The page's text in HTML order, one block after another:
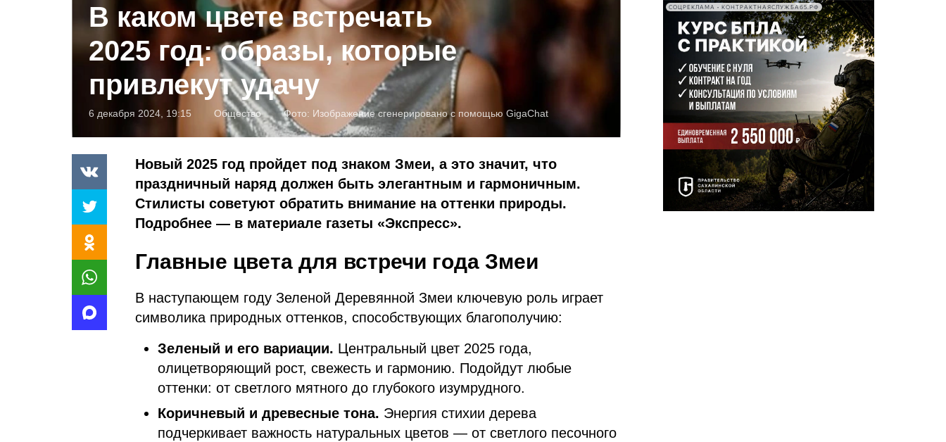
В каком цвете встречать
2025 год: образы, которые
привлекут удачу
6 декабря 2024, 19:15 Общество Фото: Изображение сгенерировано с помощью GigaChat
Новый 2025 год пройдет под знаком Змеи, а это значит, что
праздничный наряд должен быть элегантным и гармоничным.
Стилисты советуют обратить внимание на оттенки природы.
Подробнее — в материале газеты «Экспресс».
Главные цвета для встречи года Змеи
В наступающем году Зеленой Деревянной Змеи ключевую роль играет
символика природных оттенков, способствующих благополучию:
Зеленый и его вариации. Центральный цвет 2025 года,
олицетворяющий рост, свежесть и гармонию. Подойдут любые
оттенки: от светлого мятного до глубокого изумрудного.
Коричневый и древесные тона. Энергия стихии дерева
подчеркивает важность натуральных цветов — от светлого песочного
СОЦРЕКЛАМА • КОНТРАКТНАЯСЛУЖБА65.РФ